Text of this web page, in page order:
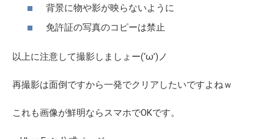
背景に物や影が映らないように
免許証の写真のコピーは禁止
以上に注意して撮影しましょー(‘ω’)ノ
再撮影は面倒ですから一発でクリアしたいですよねｗ
これも画像が鮮明ならスマホでOKです。